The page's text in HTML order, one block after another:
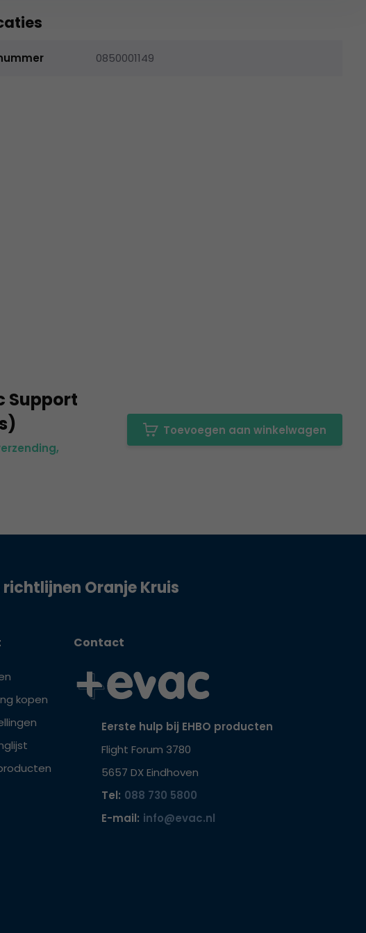
0850001149
Support
Toevoegen aan winkelwagen
Oranje Kruis
kopen
Contact
Eerste hulp bij EHBO producten
Flight Forum 3780
5657 DX Eindhoven
Tel: 088 730 5800
E-mail: info@evac.nl